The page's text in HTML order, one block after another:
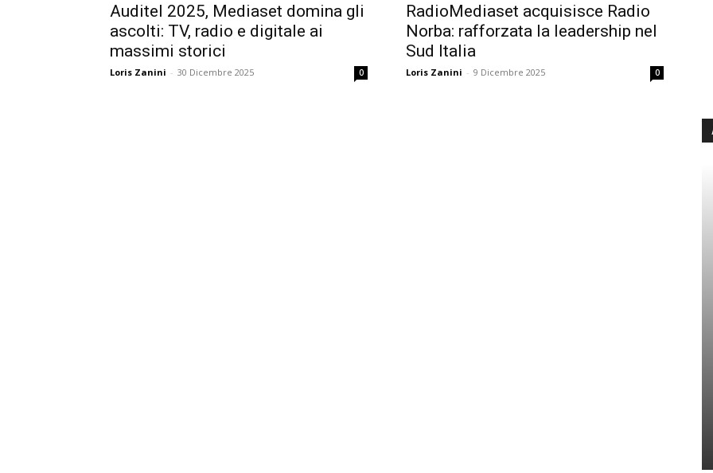
Auditel 2025, Mediaset domina gli
ascolti: TV, radio e digitale ai
massimi storici
Loris Zanini - 30 Dicembre 2025 0
RadioMediaset acquisisce Radio
Norba: rafforzata la leadership nel
Sud Italia
Loris Zanini - 9 Dicembre 2025 0